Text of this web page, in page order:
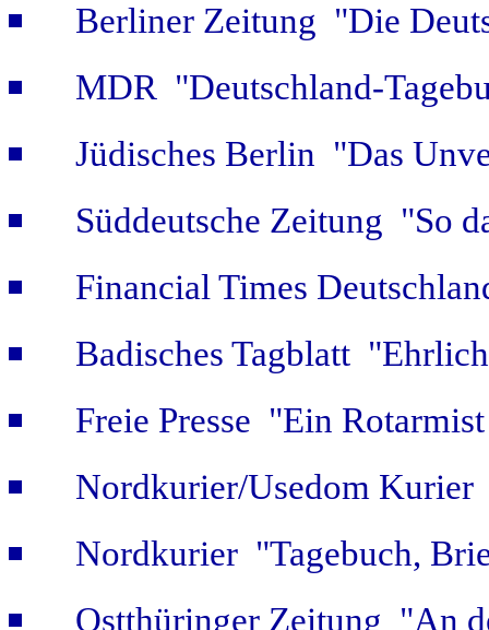
Berliner Zeitung "Die
MDR "Deutschland-
Jüdisches Berlin "Das
Süddeutsche Zeitung "So
Financial Times
Badisches Tagblatt
Freie Presse "Ein
Nordkurier/Usedom
Nordkurier "Tagebuch,
Ostthüringer Zeitung "An